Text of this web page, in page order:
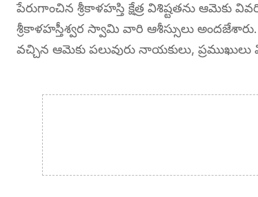
పేరుగాంచిన శ్రీకాళహస్తి క్షేత్ర విశిష్టతను ఆమెకు
శ్రీకాళహస్తీశ్వర స్వామి వారి ఆశీస్సులు
వచ్చిన ఆమెకు పలువురు నాయకులు,